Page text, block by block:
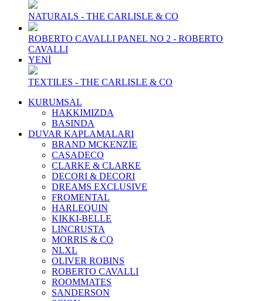
NATURALS - THE CARLISLE & CO
ROBERTO CAVALLI PANEL NO 2 - ROBERTO
CAVALLI
YENİ
TEXTILES - THE CARLISLE & CO
KURUMSAL
HAKKIMIZDA
BASINDA
DUVAR KAPLAMALARI
BRAND MCKENZİE
CASADECO
CLARKE & CLARKE
DECORI & DECORI
DREAMS EXCLUSIVE
FROMENTAL
HARLEQUIN
KIKKI-BELLE
LINCRUSTA
MORRIS & CO
NLXL
OLIVER ROBINS
ROBERTO CAVALLI
ROOMMATES
SANDERSON